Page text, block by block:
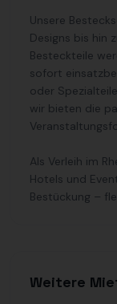
Unsere
Designs bis hin
Besteckteile
sofort
oder
wir bieten die
Als Verleih im
Hotels und
Bestückung –
Weitere